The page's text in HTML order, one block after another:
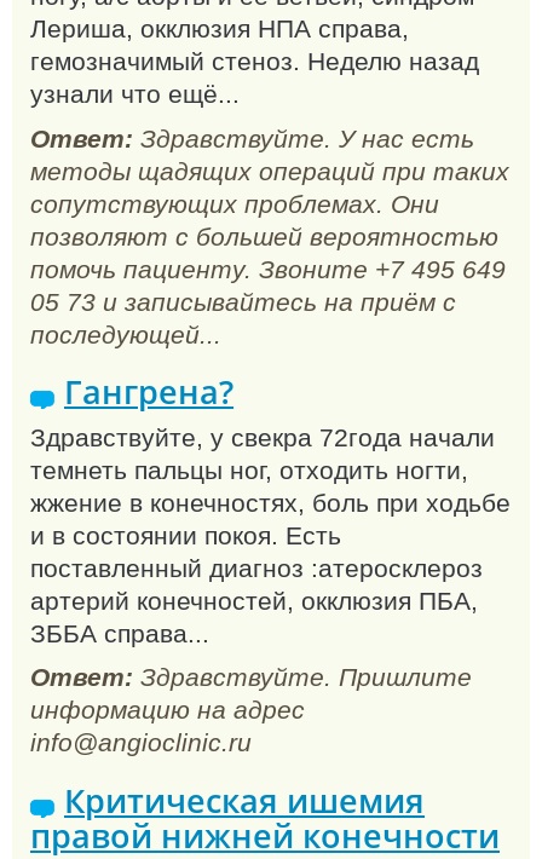
Лериша, окклюзия НПА справа,
гемозначимый стеноз. Неделю назад
узнали что ещё...
Ответ: Здравствуйте. У нас есть
методы щадящих операций при таких
сопутствующих проблемах. Они
позволяют с большей вероятностью
помочь пациенту. Звоните +7 495 649
05 73 и записывайтесь на приём с
последующей...
Гангрена?
Здравствуйте, у свекра 72года начали
темнеть пальцы ног, отходить ногти,
жжение в конечностях, боль при ходьбе
и в состоянии покоя. Есть
поставленный диагноз :атеросклероз
артерий конечностей, окклюзия ПБА,
ЗББА справа...
Ответ: Здравствуйте. Пришлите
информацию на адрес
info@angioclinic.ru
Критическая ишемия
правой нижней конечности